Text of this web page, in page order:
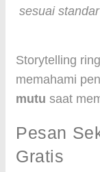
sesuai
Storytelling
memahami
mutu saat
Pesan
Gratis